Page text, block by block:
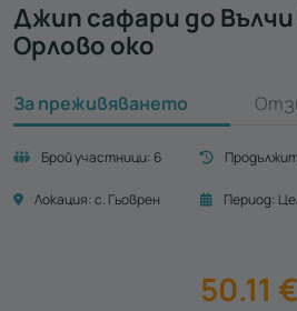
Джип сафари до Вълчи
Орлово око
За преживяването
Брой участници: 6
Локация:с. Гьоврен Период:
50.11 €